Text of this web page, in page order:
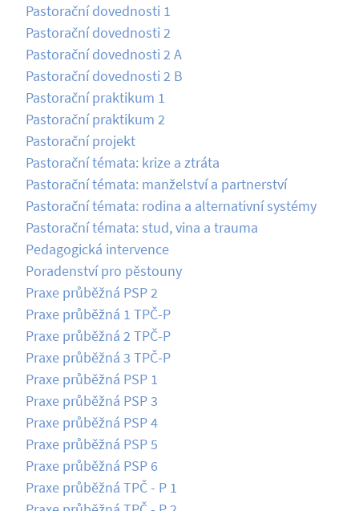
Pastorační dovednosti 1
Pastorační dovednosti 2
Pastorační dovednosti 2 A
Pastorační dovednosti 2 B
Pastorační praktikum 1
Pastorační praktikum 2
Pastorační projekt
Pastorační témata: krize a ztráta
Pastorační témata: manželství a partnerství
Pastorační témata: rodina a alternativní systémy
Pastorační témata: stud, vina a trauma
Pedagogická intervence
Poradenství pro pěstouny
Praxe průběžná PSP 2
Praxe průběžná 1 TPČ-P
Praxe průběžná 2 TPČ-P
Praxe průběžná 3 TPČ-P
Praxe průběžná PSP 1
Praxe průběžná PSP 3
Praxe průběžná PSP 4
Praxe průběžná PSP 5
Praxe průběžná PSP 6
Praxe průběžná TPČ - P 1